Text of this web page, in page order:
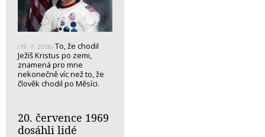
(19. 7. 2026) To, že chodil
Ježíš Kristus po zemi,
znamená pro mne
nekonečně víc než to, že
člověk chodil po Měsíci.
20. července 1969
dosáhli lidé